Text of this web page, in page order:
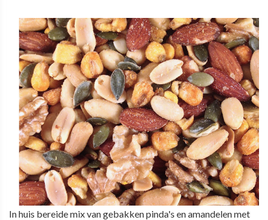
In huis bereide mix van gebakken pinda's en amandelen met